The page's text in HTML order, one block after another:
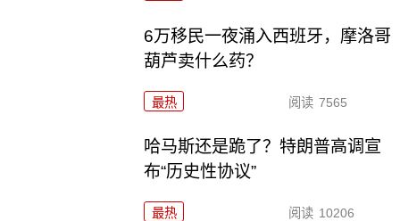
6万移民一夜涌入西班牙，摩洛哥
葫芦卖什么药？
最热 阅读 7565
哈马斯还是跪了？特朗普高调宣
布“历史性协议”
最热 阅读 10206